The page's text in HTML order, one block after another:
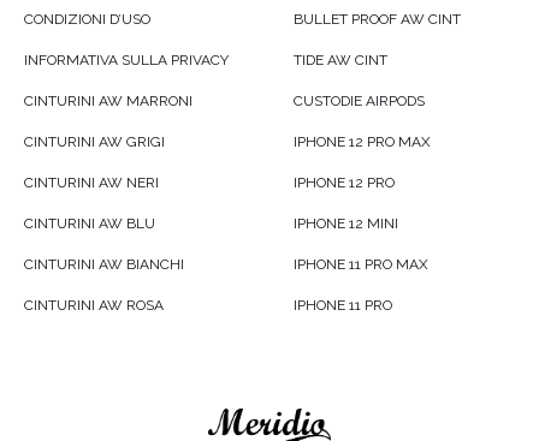
CONDIZIONI D’USO
INFORMATIVA SULLA PRIVACY
CINTURINI AW MARRONI
CINTURINI AW GRIGI
CINTURINI AW NERI
CINTURINI AW BLU
CINTURINI AW BIANCHI
CINTURINI AW ROSA
BULLET PROOF AW CINT
TIDE AW CINT
CUSTODIE AIRPODS
IPHONE 12 PRO MAX
IPHONE 12 PRO
IPHONE 12 MINI
IPHONE 11 PRO MAX
IPHONE 11 PRO